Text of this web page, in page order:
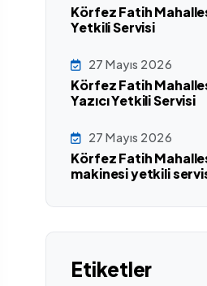
Körfez Fatih
Yetkili Servisi
27 Mayıs 2026
Körfez Fatih
Yazıcı Yetkili Servisi
27 Mayıs 2026
Körfez Fatih
makinesi yetkili
Etiketler